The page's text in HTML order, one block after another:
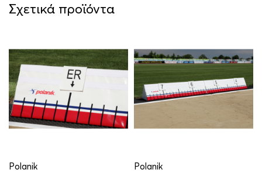
Σχετικά προϊόντα
Polanik Polanik